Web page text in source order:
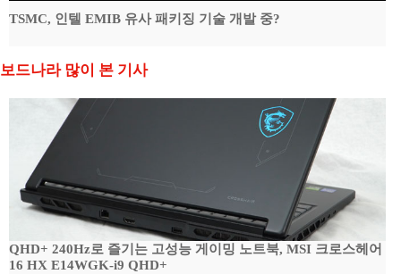
TSMC, 인텔 EMIB 유사 패키징 기술 개발 중?
보드나라 많이 본 기사
QHD+ 240Hz로 즐기는 고성능 게이밍 노트북, MSI 크로스헤어
16 HX E14WGK-i9 QHD+